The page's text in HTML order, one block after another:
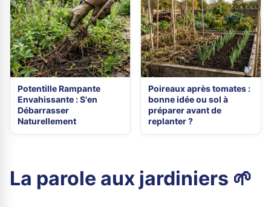
Potentille Rampante
Envahissante : S'en
Débarrasser
Naturellement
Poireaux après tomates :
bonne idée ou sol à
préparer avant de
replanter ?
La parole aux jardiniers 🌱